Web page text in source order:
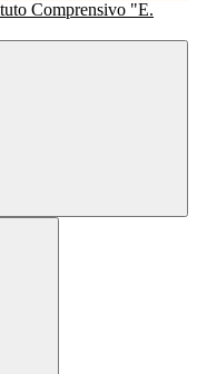
Comprensivo "E.